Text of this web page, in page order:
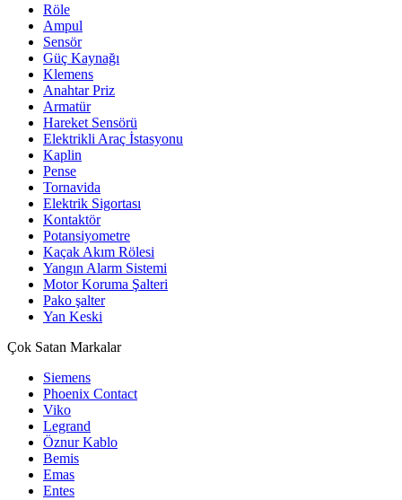
Röle
Ampul
Sensör
Güç Kaynağı
Klemens
Anahtar Priz
Armatür
Hareket Sensörü
Elektrikli Araç İstasyonu
Kaplin
Pense
Tornavida
Elektrik Sigortası
Kontaktör
Potansiyometre
Kaçak Akım Rölesi
Yangın Alarm Sistemi
Motor Koruma Şalteri
Pako şalter
Yan Keski
Çok Satan Markalar
Siemens
Phoenix Contact
Viko
Legrand
Öznur Kablo
Bemis
Emas
Entes